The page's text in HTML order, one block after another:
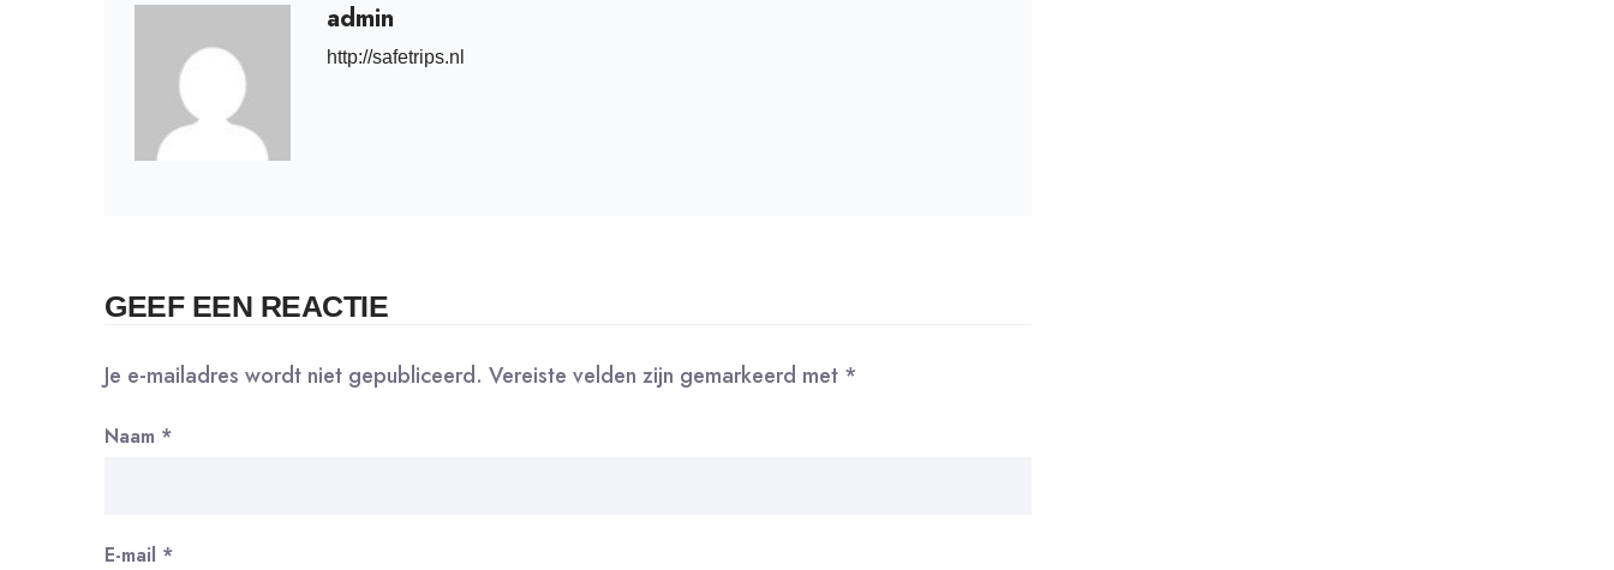
admin
http://safetrips.nl
GEEF EEN REACTIE
Je e-mailadres wordt niet gepubliceerd. Vereiste velden zijn gemarkeerd met *
Naam *
E-mail *